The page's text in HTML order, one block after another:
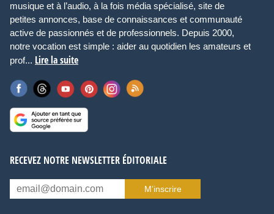
musique et à l’audio, à la fois média spécialisé, site de
petites annonces, base de connaissances et communauté
active de passionnés et de professionnels. Depuis 2000,
notre vocation est simple : aider au quotidien les amateurs et
prof... Lire la suite
RECEVEZ NOTRE NEWSLETTER ÉDITORIALE
M’inscrire